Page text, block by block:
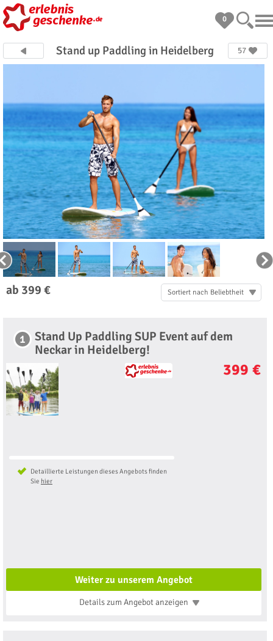
0
Stand up Paddling in Heidelberg 57
ab 399 € Sortiert nach Beliebtheit
1
Stand Up Paddling SUP Event auf dem
Neckar in Heidelberg!
399 €
Detaillierte Leistungen dieses Angebots finden
Sie hier
Weiter zu unserem Angebot
Details zum Angebotanzeigen